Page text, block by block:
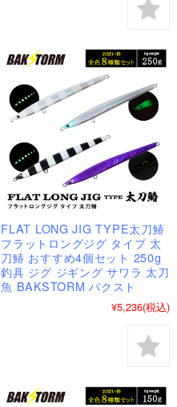
FLAT LONG JIG TYPE太刀鰆
フラットロングジグ タイプ 太
刀鰆 おすすめ4個セット 250g
釣具 ジグ ジギング サワラ 太刀
魚 BAKSTORM バクスト
¥5,236(税込)